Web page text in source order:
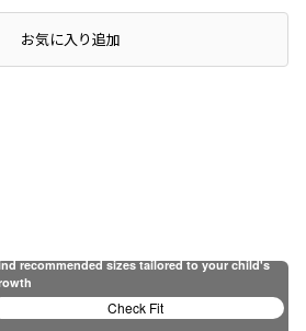
るお気に入り追加
recommended sizes tailored to your child's
Check Fit